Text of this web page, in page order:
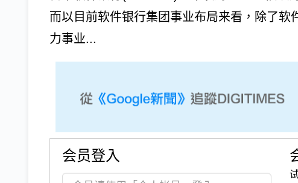
而以目前软件银行集团事业布局来看，除了软
力事业...
会员登入